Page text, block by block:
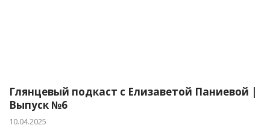
Глянцевый подкаст с Елизаветой Паниевой |
Выпуск №6
10.04.2025